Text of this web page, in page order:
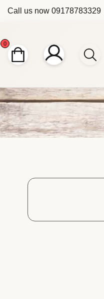
Call us now 09178783329
0